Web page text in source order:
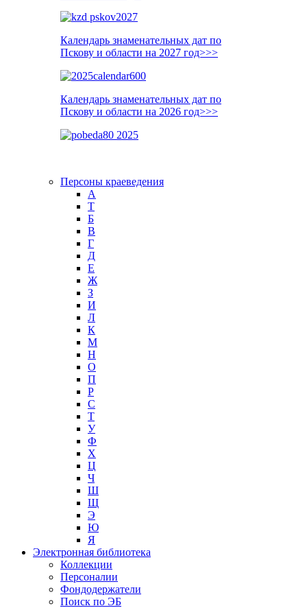
Календарь знаменательных дат по
Пскову и области на 2027 год>>>
Календарь знаменательных дат по
Пскову и области на 2026 год>>>
Персоны краеведения
А
T
Б
В
Г
Д
Е
Ж
З
И
Л
К
М
Н
О
П
Р
С
Т
У
Ф
Х
Ц
Ч
Ш
Щ
Э
Ю
Я
Электронная библиотека
Коллекции
Персоналии
Фондодержатели
Поиск по ЭБ